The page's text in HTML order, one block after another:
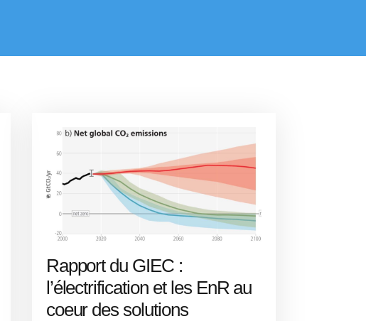
Rapport du GIEC :
l’électrification et les EnR au
coeur des solutions